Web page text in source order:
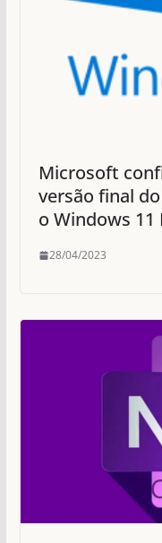
Microsoft
versão final
o Windows 11
28/04/2023